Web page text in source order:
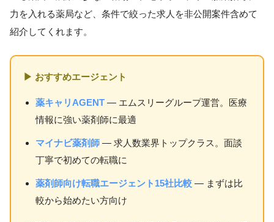
力を入れる薬局など、条件で絞った求人を非公開案件含めて
紹介してくれます。
▶ おすすめエージェント
薬キャリAGENT — エムスリーグループ運営。医療
情報に強い薬剤師に最適
マイナビ薬剤師 — 求人数業界トップクラス。面談
丁寧で初めての転職に
薬剤師向け転職エージェント15社比較 — まずは比
較から始めたい方向け